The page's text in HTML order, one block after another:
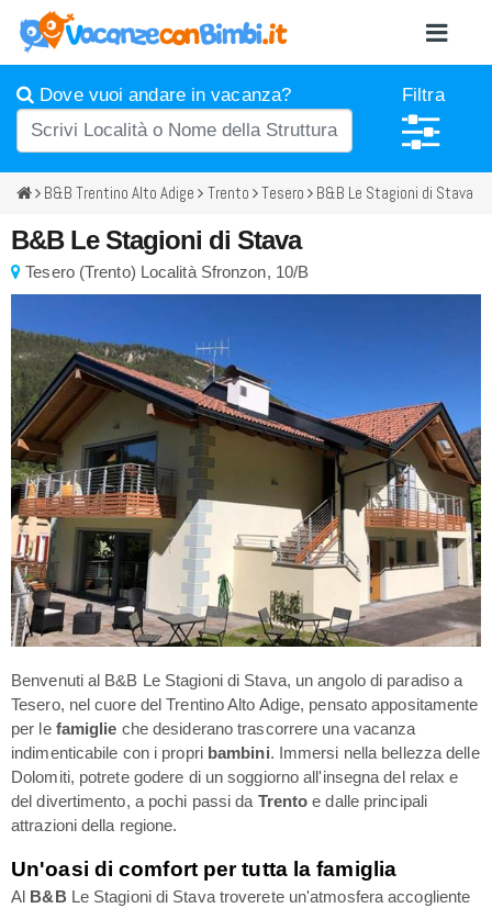
Dove vuoi andare in vacanza? Filtra
B&B Trentino Alto Adige Trento Tesero B&B Le Stagioni di Stava
B&B Le Stagioni di Stava
Tesero(Trento) Località Sfronzon, 10/B
Benvenuti al B&B Le Stagioni di Stava, un angolo di paradiso a
Tesero, nel cuore del Trentino Alto Adige, pensato appositamente
per le famiglie che desiderano trascorrere una vacanza
indimenticabile con i propri bambini. Immersi nella bellezza delle
Dolomiti, potrete godere di un soggiorno all'insegna del relax e
del divertimento, a pochi passi da Trento e dalle principali
attrazioni della regione.
Un'oasi di comfort per tutta la famiglia
Al B&B Le Stagioni di Stava troverete un'atmosfera accogliente